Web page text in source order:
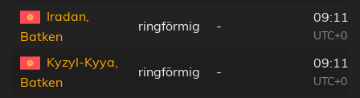
Iradan,
Batken
ringförmig -
Kyzyl-Kyya,
Batken
ringförmig -